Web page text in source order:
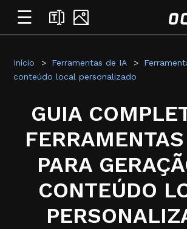
☰
Início Ferramentas de IA
conteúdo local personalizado
GUIA
PARA
CONTEÚDO